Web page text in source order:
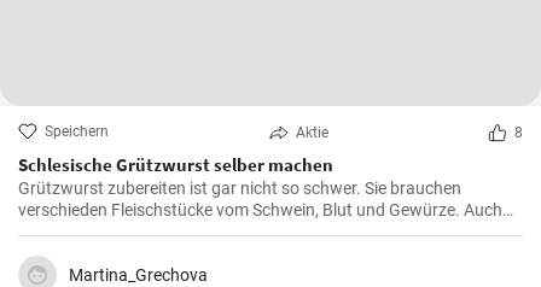
Speichern Aktie 8
Schlesische Grützwurst selber machen
Grützwurst zubereiten ist gar nicht so schwer. Sie brauchen
verschieden Fleischstücke vom Schwein, Blut und Gewürze. Auch
das klassische DDR Gericht Tote Oma wird mit Grützwurst
zubereitet. Die Grütze (aus Getreide) bindet die Wurst .
Martina_Grechova